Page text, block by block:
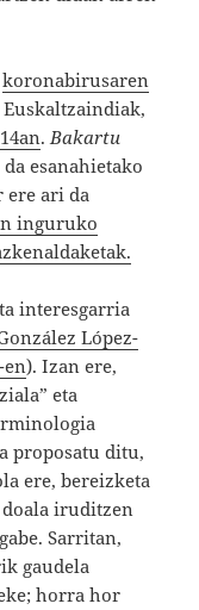
koronabirusaren
.Bakartu
esanahietako
ari da
inguruko
interesgarria
López-
-en). Izan ere,
eta
proposatu ditu,
ere, bereizketa
iruditzen
Sarritan,
gaudela
horra hor